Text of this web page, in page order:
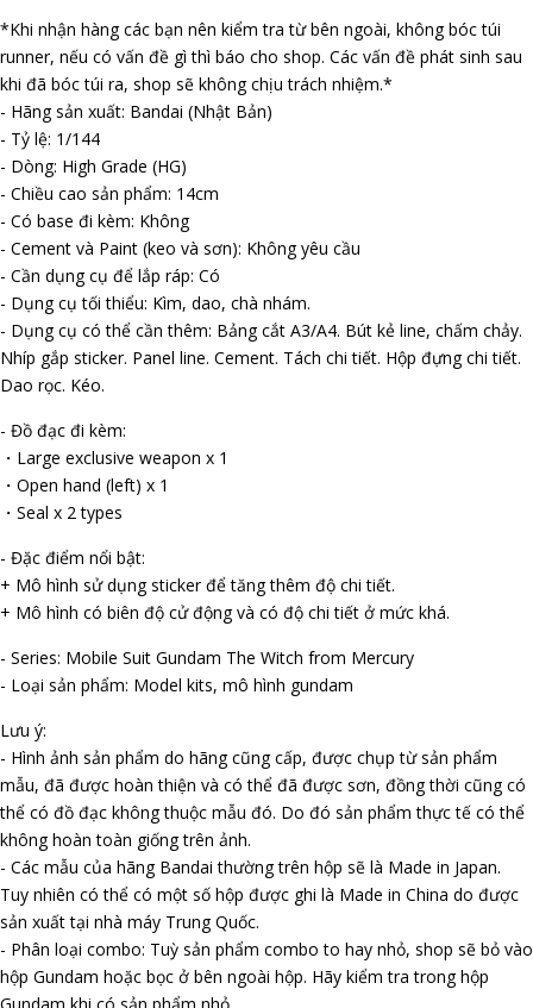
*Khi nhận hàng các bạn nên kiểm tra từ bên ngoài, không bóc túi
runner, nếu có vấn đề gì thì báo cho shop. Các vấn đề phát sinh sau
khi đã bóc túi ra, shop sẽ không chịu trách nhiệm.*
- Hãng sản xuất: Bandai (Nhật Bản)
- Tỷ lệ: 1/144
- Dòng: High Grade (HG)
- Chiều cao sản phẩm: 14cm
- Có base đi kèm: Không
- Cement và Paint (keo và sơn): Không yêu cầu
- Cần dụng cụ để lắp ráp: Có
- Dụng cụ tối thiểu: Kìm, dao, chà nhám.
- Dụng cụ có thể cần thêm: Bảng cắt A3/A4. Bút kẻ line, chấm chảy.
Nhíp gắp sticker. Panel line. Cement. Tách chi tiết. Hộp đựng chi tiết.
Dao rọc. Kéo.
- Đồ đạc đi kèm:
・Large exclusive weapon x 1
・Open hand (left) x 1
・Seal x 2 types
- Đặc điểm nổi bật:
+ Mô hình sử dụng sticker để tăng thêm độ chi tiết.
+ Mô hình có biên độ cử động và có độ chi tiết ở mức khá.
- Series: Mobile Suit Gundam The Witch from Mercury
- Loại sản phẩm: Model kits, mô hình gundam
Lưu ý:
- Hình ảnh sản phẩm do hãng cũng cấp, được chụp từ sản phẩm
mẫu, đã được hoàn thiện và có thể đã được sơn, đồng thời cũng có
thể có đồ đạc không thuộc mẫu đó. Do đó sản phẩm thực tế có thể
không hoàn toàn giống trên ảnh.
- Các mẫu của hãng Bandai thường trên hộp sẽ là Made in Japan.
Tuy nhiên có thể có một số hộp được ghi là Made in China do được
sản xuất tại nhà máy Trung Quốc.
- Phân loại combo: Tuỳ sản phẩm combo to hay nhỏ, shop sẽ bỏ vào
hộp Gundam hoặc bọc ở bên ngoài hộp. Hãy kiểm tra trong hộp